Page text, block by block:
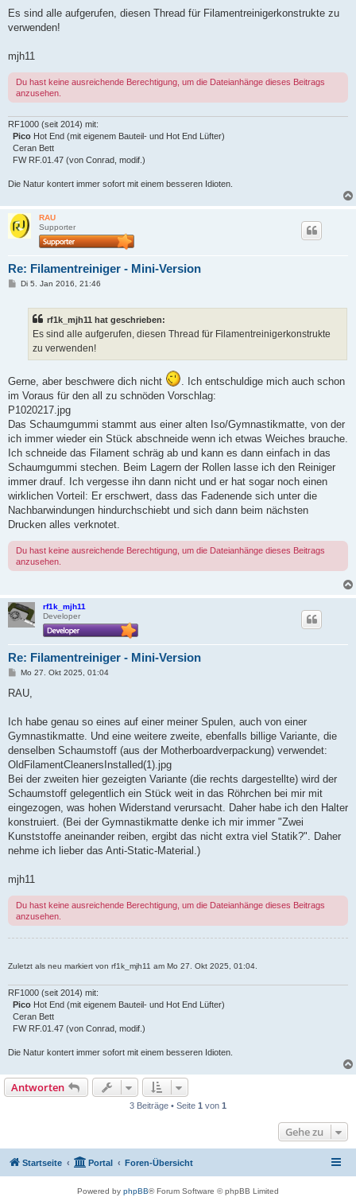
Es sind alle aufgerufen, diesen Thread für Filamentreinigerkonstrukte zu
verwenden!
mjh11
Du hast keine ausreichende Berechtigung, um die Dateianhänge dieses Beitrags
anzusehen.
RF1000 (seit 2014) mit:
Pico Hot End (mit eigenem Bauteil- und Hot End Lüfter)
Ceran Bett
FW RF.01.47 (von Conrad, modif.)
Die Natur kontert immer sofort mit einem besseren Idioten.
RAU
Supporter
Re: Filamentreiniger - Mini-Version
BDi 5. Jan 2016, 21:46
rf1k_mjh11 hat geschrieben:
Es sind alle aufgerufen, diesen Thread für Filamentreinigerkonstrukte
zu verwenden!
Gerne, aber beschwere dich nicht
. Ich entschuldige mich auch schon
im Voraus für den all zu schnöden Vorschlag:
P1020217.jpg
Das Schaumgummi stammt aus einer alten Iso/Gymnastikmatte, von der
ich immer wieder ein Stück abschneide wenn ich etwas Weiches brauche.
Ich schneide das Filament schräg ab und kann es dann einfach in das
Schaumgummi stechen. Beim Lagern der Rollen lasse ich den Reiniger
immer drauf. Ich vergesse ihn dann nicht und er hat sogar noch einen
wirklichen Vorteil: Er erschwert, dass das Fadenende sich unter die
Nachbarwindungen hindurchschiebt und sich dann beim nächsten
Drucken alles verknotet.
Du hast keine ausreichende Berechtigung, um die Dateianhänge dieses Beitrags
anzusehen.
rf1k_mjh11
Developer
Re: Filamentreiniger - Mini-Version
B
i
a
Mo 27. Okt 2025, 01:04
RAU,
Ich habe genau so eines auf einer meiner Spulen, auch von einer
Gymnastikmatte. Und eine weitere zweite, ebenfalls billige Variante, die
denselben Schaumstoff (aus der Motherboardverpackung) verwendet:
OldFilamentCleanersInstalled(1).jpg
Bei der zweiten hier gezeigten Variante (die rechts dargestellte) wird der
Schaumstoff gelegentlich ein Stück weit in das Röhrchen bei mir mit
eingezogen, was hohen Widerstand verursacht. Daher habe ich den Halter
konstruiert. (Bei der Gymnastikmatte denke ich mir immer "Zwei
Kunststoffe aneinander reiben, ergibt das nicht extra viel Statik?". Daher
nehme ich lieber das Anti-Static-Material.)
mjh11
Du hast keine ausreichende Berechtigung, um die Dateianhänge dieses Beitrags
anzusehen.
Zuletzt als neu markiert von rf1k_mjh11 am Mo 27. Okt 2025, 01:04.
RF1000 (seit 2014) mit:
Pico Hot End (mit eigenem Bauteil- und Hot End Lüfter)
Ceran Bett
FW RF.01.47 (von Conrad, modif.)
Die Natur kontert immer sofort mit einem besseren Idioten.
Antworten
3 Beiträge • Seite 1 von 1
Gehe zu
Startseite Portal Foren-Übersicht
Powered by phpBB® Forum Software © phpBB Limited